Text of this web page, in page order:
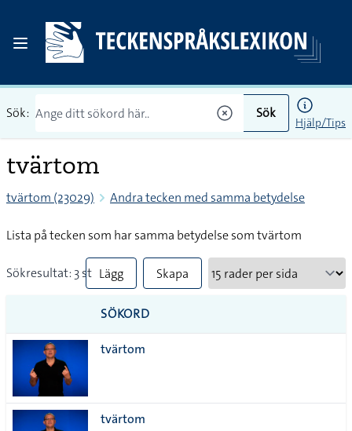
Sök: Sök
Hjälp/Tips
tvärtom
tvärtom (23029) Andra tecken med samma betydelse
Lista på tecken som har samma betydelse som tvärtom
Sökresultat: 3 st Lägg
till
alla i
Skapa
SÖKORD
tvärtom
tvärtom